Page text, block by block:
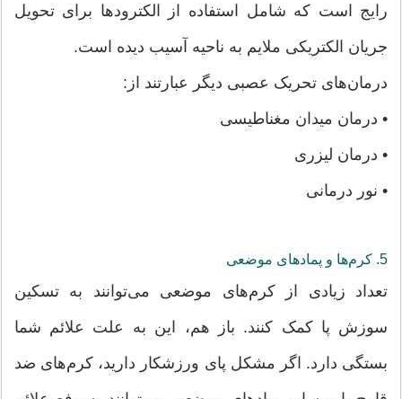
رایج است که شامل استفاده از الکترودها برای تحویل
جریان الکتریکی ملایم به ناحیه آسیب دیده است.
درمان‌های تحریک عصبی دیگر عبارتند از:
• درمان میدان مغناطیسی
• درمان لیزری
• نور درمانی
5. کرم‌ها و پمادهای موضعی
تعداد زیادی از کرم‌های موضعی می‌توانند به تسکین
سوزش پا کمک کنند. باز هم، این به علت علائم شما
بستگی دارد. اگر مشکل پای ورزشکار دارید، کرم‌های ضد